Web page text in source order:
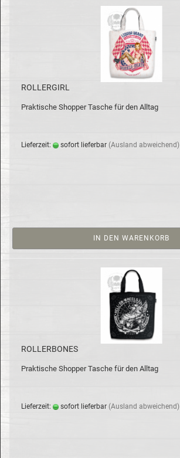
ROLL­ER­GIRL
Prak­ti­sche Shop­per Ta­sche für den All­tag
Lie­fer­zeit: so­fort lie­fer­bar (Aus­land ab­wei­chend)
IN DEN WARENKORB
ROL­LER­BO­NES
Prak­ti­sche Shop­per Ta­sche für den All­tag
Lie­fer­zeit: so­fort lie­fer­bar (Aus­land ab­wei­chend)